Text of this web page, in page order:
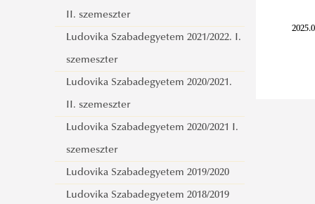
II. szemeszter
Ludovika Szabadegyetem 2021/2022. I.
szemeszter
Ludovika Szabadegyetem 2020/2021.
II. szemeszter
Ludovika Szabadegyetem 2020/2021 I.
szemeszter
Ludovika Szabadegyetem 2019/2020
Ludovika Szabadegyetem 2018/2019